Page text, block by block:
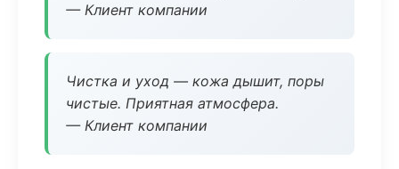
— Клиент компании
Чистка и уход — кожа дышит, поры
чистые. Приятная атмосфера.
— Клиент компании